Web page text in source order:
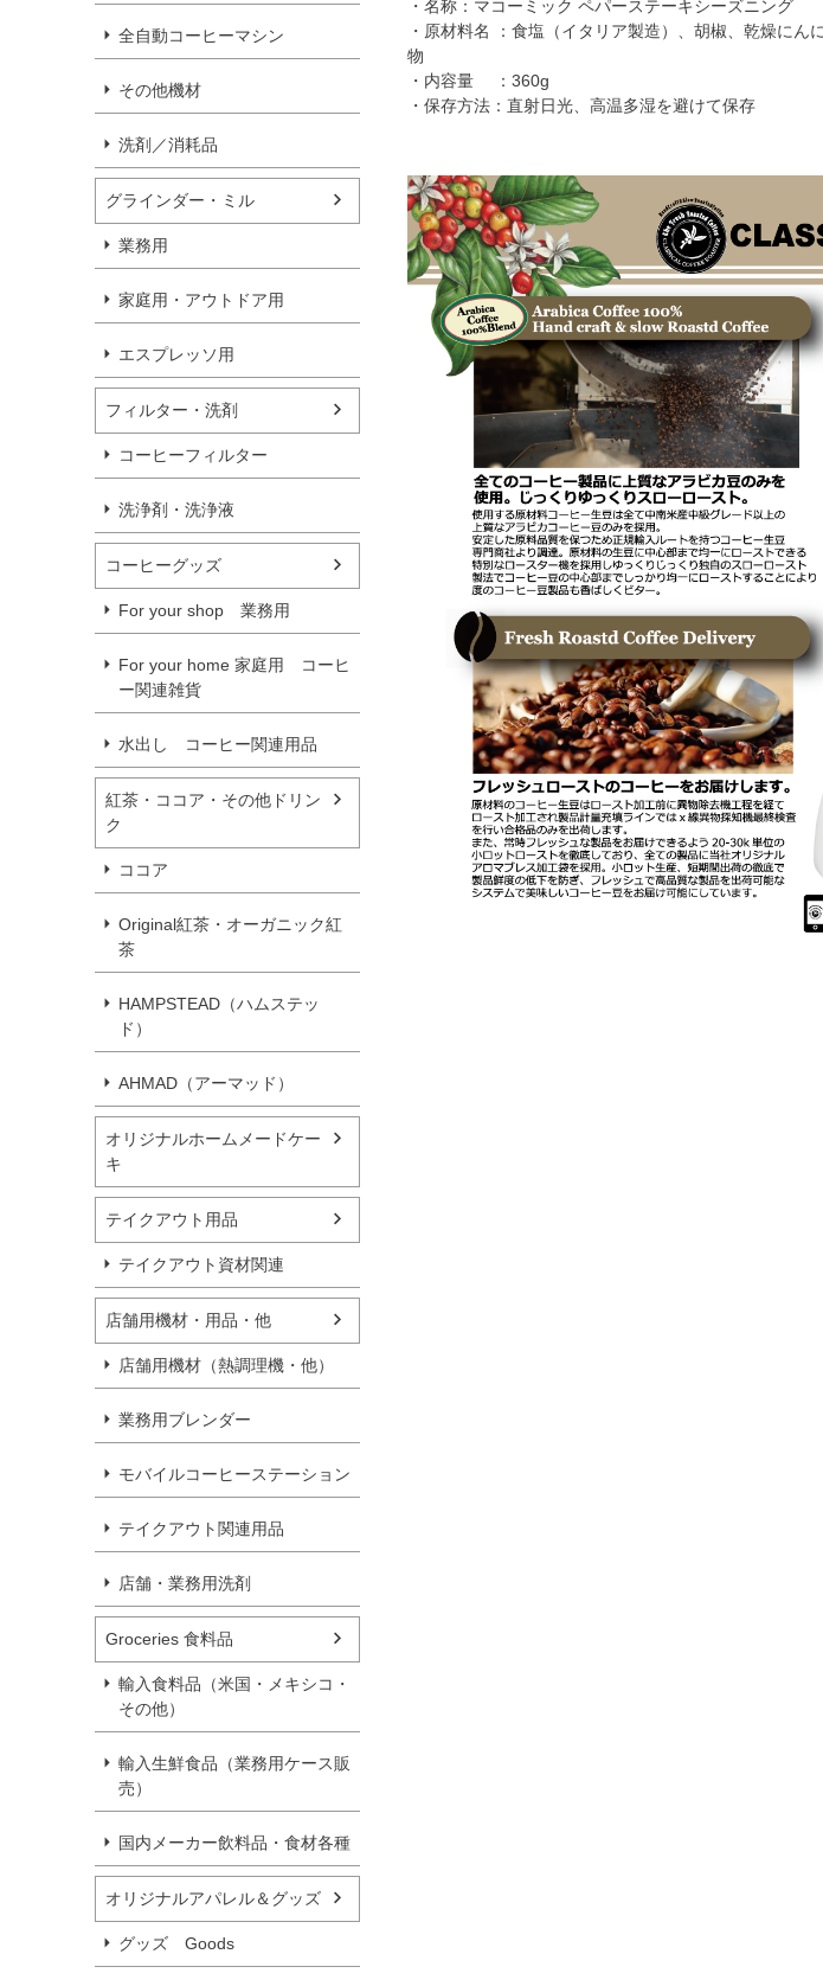
全自動コーヒーマシン
その他機材
洗剤／消耗品
グラインダー・ミル
業務用
家庭用・アウトドア用
エスプレッソ用
フィルター・洗剤
コーヒーフィルター
洗浄剤・洗浄液
コーヒーグッズ
For your shop 業務用
For your home 家庭用 コーヒ
ー関連雑貨
水出し コーヒー関連用品
紅茶・ココア・その他ドリン
ク
ココア
Original紅茶・オーガニック紅
茶
HAMPSTEAD（ハムステッ
ド）
AHMAD（アーマッド）
オリジナルホームメードケー
キ
テイクアウト用品
テイクアウト資材関連
店舗用機材・用品・他
店舗用機材（熱調理機・他）
業務用ブレンダー
モバイルコーヒーステーション
テイクアウト関連用品
店舗・業務用洗剤
Groceries 食料品
輸入食料品（米国・メキシコ・
その他）
輸入生鮮食品（業務用ケース販
売）
国内メーカー飲料品・食材各種
オリジナルアパレル＆グッズ
グッズ Goods
・名称：マコーミック ペパーステーキシーズニング
・原材料名 ：食塩（イタリア製造）、胡椒、乾燥に
物
・内容量 ：360g
・保存方法：直射日光、高温多湿を避けて保存